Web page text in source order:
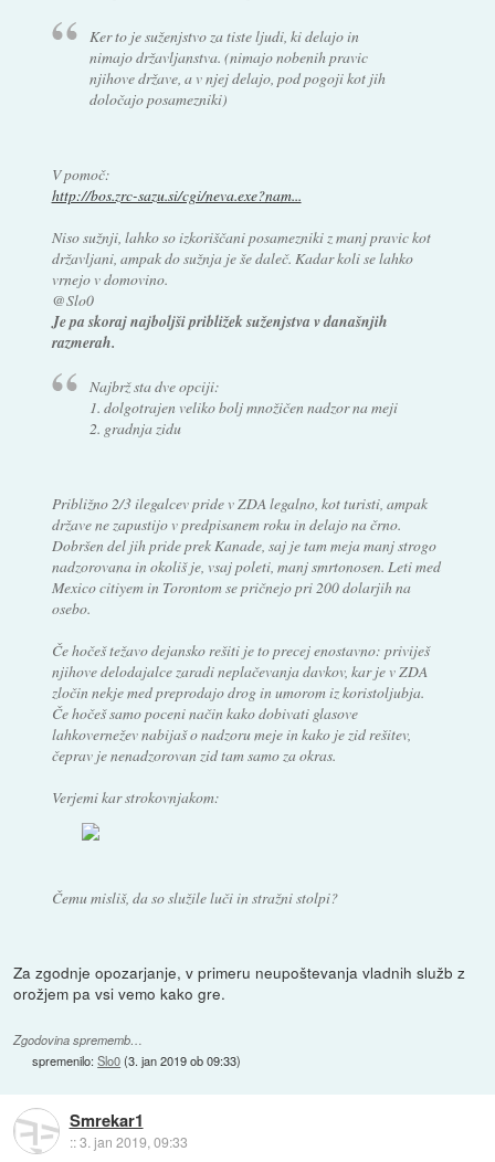
Ker to je suženjstvo za tiste ljudi, ki delajo in
nimajo državljanstva. (nimajo nobenih pravic
njihove države, a v njej delajo, pod pogoji kot jih
določajo posamezniki)
V pomoč:
http://bos.zrc-sazu.si/cgi/neva.exe?nam...
Niso sužnji, lahko so izkoriščani posamezniki z manj pravic kot
državljani, ampak do sužnja je še daleč. Kadar koli se lahko
vrnejo v domovino.
@Slo0
Je pa skoraj najboljši približek suženjstva v današnjih
razmerah.
Najbrž sta dve opciji:
1. dolgotrajen veliko bolj množičen nadzor na meji
2. gradnja zidu
Približno 2/3 ilegalcev pride v ZDA legalno, kot turisti, ampak
države ne zapustijo v predpisanem roku in delajo na črno.
Dobršen del jih pride prek Kanade, saj je tam meja manj strogo
nadzorovana in okoliš je, vsaj poleti, manj smrtonosen. Leti med
Mexico citiyem in Torontom se pričnejo pri 200 dolarjih na
osebo.
Če hočeš težavo dejansko rešiti je to precej enostavno: priviješ
njihove delodajalce zaradi neplačevanja davkov, kar je v ZDA
zločin nekje med preprodajo drog in umorom iz koristoljubja.
Če hočeš samo poceni način kako dobivati glasove
lahkovernežev nabijaš o nadzoru meje in kako je zid rešitev,
čeprav je nenadzorovan zid tam samo za okras.
Verjemi kar strokovnjakom:
Čemu misliš, da so služile luči in stražni stolpi?
Za zgodnje opozarjanje, v primeru neupoštevanja vladnih služb z
orožjem pa vsi vemo kako gre.
Zgodovina sprememb…
spremenilo:Slo0(3. jan 2019 ob 09:33)
Smrekar1
::3. jan 2019, 09:33